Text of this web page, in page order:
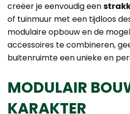
creëer je eenvoudig een
of tuinmuur met een tijdloos
modulaire opbouw en de
accessoires te combineren,
buitenruimte een unieke en
MODULAIR
KARAKTER